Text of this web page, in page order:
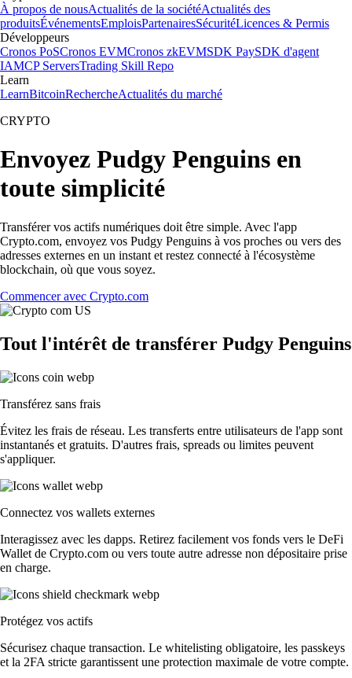
À propos de nousActualités de la sociétéActualités des
produitsÉvénementsEmploisPartenairesSécuritéLicences & Permis
Développeurs
Cronos PoSCronos EVMCronos zkEVMSDK PaySDK d'agent
IAMCP ServersTrading Skill Repo
Learn
LearnBitcoinRechercheActualités du marché
CRYPTO
Envoyez Pudgy Penguins en
toute simplicité
Transférer vos actifs numériques doit être simple. Avec l'app
Crypto.com, envoyez vos Pudgy Penguins à vos proches ou vers des
adresses externes en un instant et restez connecté à l'écosystème
blockchain, où que vous soyez.
Commencer avec Crypto.com
Tout l'intérêt de transférer Pudgy Penguins
Transférez sans frais
Évitez les frais de réseau. Les transferts entre utilisateurs de l'app sont
instantanés et gratuits. D'autres frais, spreads ou limites peuvent
s'appliquer.
Connectez vos wallets externes
Interagissez avec les dapps. Retirez facilement vos fonds vers le DeFi
Wallet de Crypto.com ou vers toute autre adresse non dépositaire prise
en charge.
Protégez vos actifs
Sécurisez chaque transaction. Le whitelisting obligatoire, les passkeys
et la 2FA stricte garantissent une protection maximale de votre compte.